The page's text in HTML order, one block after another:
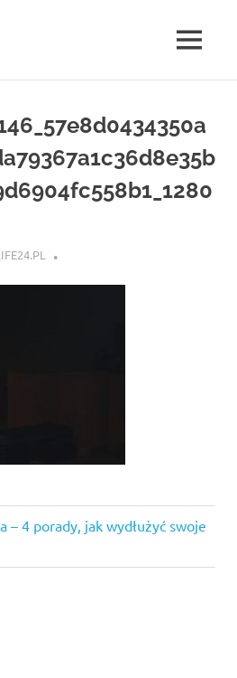
MENU
– 4 porady, jak wydłużyć swoje